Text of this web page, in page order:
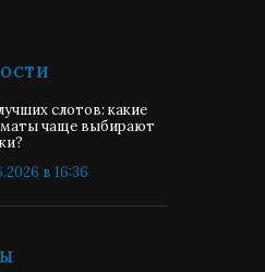
слотов: какие
чаще выбирают
в 16:36